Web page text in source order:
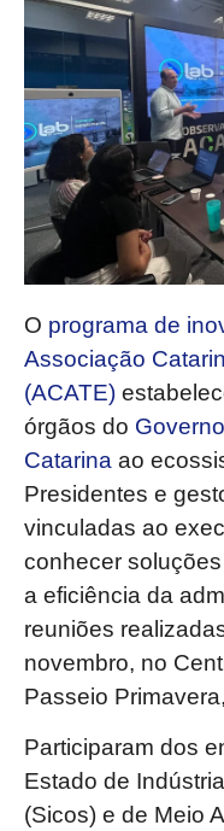
O programa de
Associação
(ACATE)
órgãos do
Catarina ao
Presidentes e
vinculadas ao
conhecer
a eficiência da
reuniões
novembro, no
Passeio
Participaram dos
Estado de
(Sicos) e de Meio